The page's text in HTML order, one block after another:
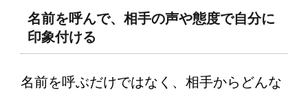
名前を呼んで、相手の声や態度で自分に
印象付ける
名前を呼ぶだけではなく、相手からどんな